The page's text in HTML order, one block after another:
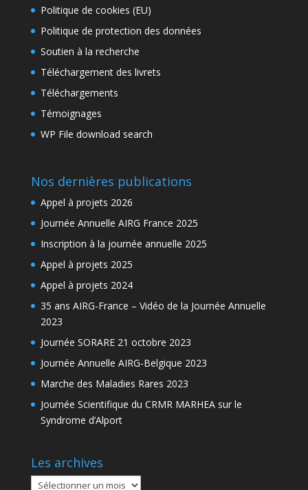
Politique de cookies (EU)
Politique de protection des données
Soutien à la recherche
Téléchargement des livrets
Téléchargements
Témoignages
WP File download search
Nos dernières publications
Appel à projets 2026
Journée Annuelle AIRG France 2025
Inscription à la journée annuelle 2025
Appel à projets 2025
Appel à projets 2024
35 ans AIRG-France – Vidéo de la Journée Annuelle
2023
Journée SORARE 21 octobre 2023
Journée Annuelle AIRG-Belgique 2023
Marche des Maladies Rares 2023
Journée Scientifique du CRMR MARHEA sur le
Syndrome d’Alport
Les archives
Les